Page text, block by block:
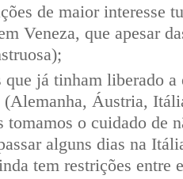
de maior interesse
Veneza, que apesar
que já tinham liberado a
(Alemanha, Áustria,
o cuidado de
alguns dias na
tem restrições entre